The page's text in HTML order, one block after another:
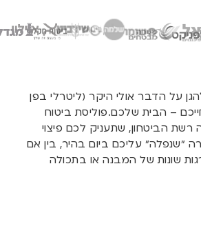
על הדבר אולי היקר (ליטרלי בפן
– הבית שלכם.פוליסת ביטוח
הביטחון, שתעניק לכם פיצוי
עליכם ביום בהיר, בין אם
שונות של המבנה או בתכולה